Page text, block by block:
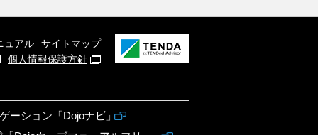
ュアル
サイトマップ
個人情報保護方針
ーション「Dojoナビ」